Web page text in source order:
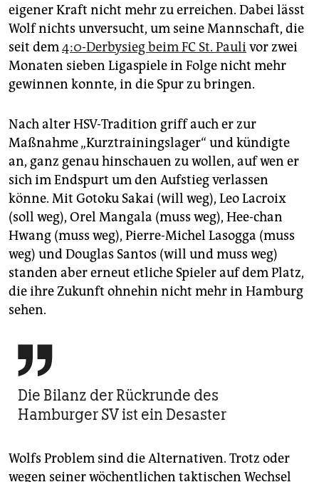
eigener Kraft nicht mehr zu erreichen. Dabei lässt
Wolf nichts unversucht, um seine Mannschaft, die
seit dem4:0-Derbysieg beim FC St. Paulivor zwei
Monaten sieben Ligaspiele in Folge nicht mehr
gewinnen konnte, in die Spur zu bringen.
Nach alter HSV-Tradition griff auch er zur
Maßnahme „Kurztrainingslager“ und kündigte
an, ganz genau hinschauen zu wollen, auf wen er
sich im Endspurt um den Aufstieg verlassen
könne. Mit Gotoku Sakai (will weg), Leo Lacroix
(soll weg), Orel Mangala (muss weg), Hee-chan
Hwang (muss weg), Pierre-Michel Lasogga (muss
weg) und Douglas Santos (will und muss weg)
standen aber erneut etliche Spieler auf dem Platz,
die ihre Zukunft ohnehin nicht mehr in Hamburg
sehen.

Die Bilanz der Rückrunde des
Hamburger SV ist ein Desaster
Wolfs Problem sind die Alternativen. Trotz oder
wegen seiner wöchentlichen taktischen Wechsel